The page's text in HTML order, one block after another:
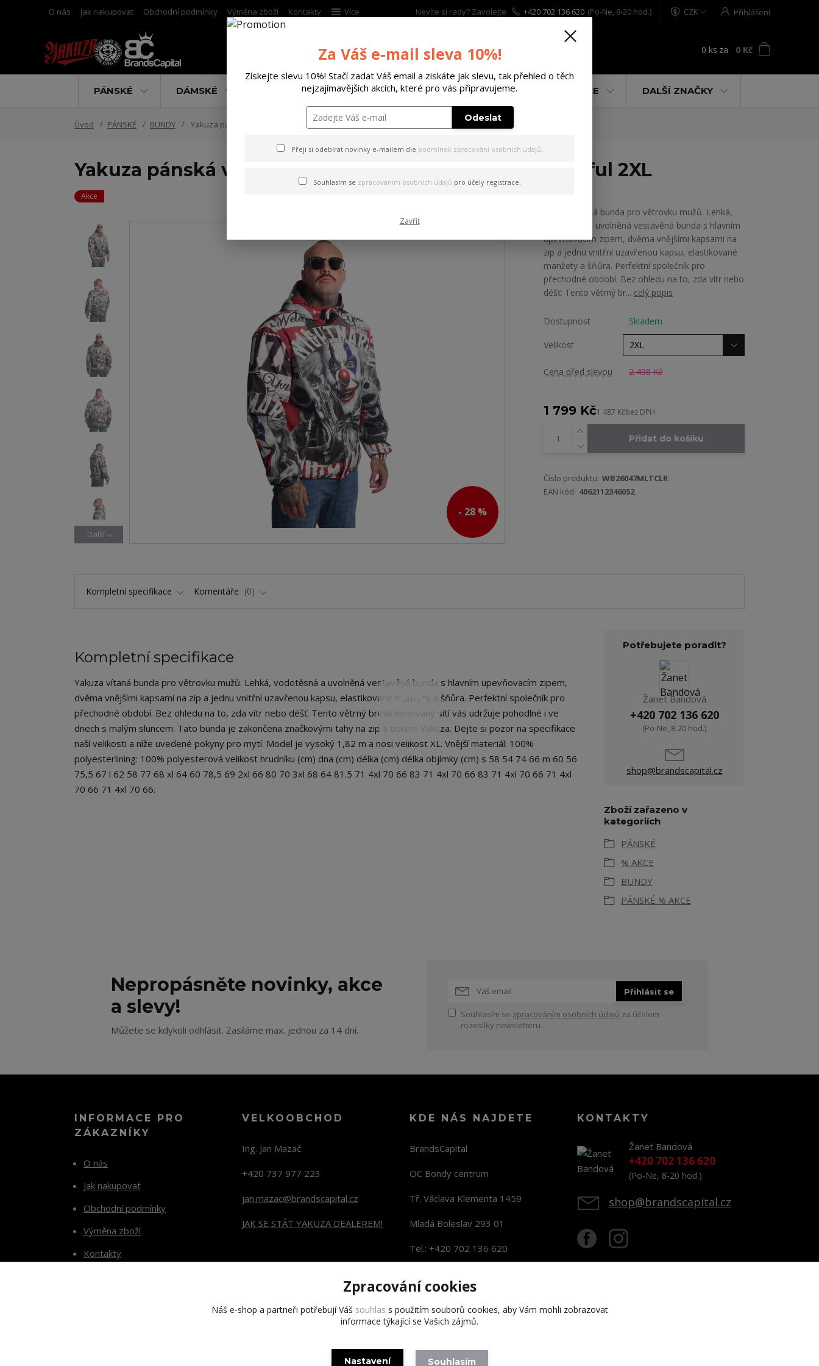
O nás Jak nakupovat Obchodní podmínky Výměna zboží Kontakty Více CZK Přihlášení
Nevíte si rady? Zavolejte. +420 702 136 620 (Po-Ne, 8-20 hod.)
0 ks za 0 Kč
PÁNSKÉ DÁMSKÉ DOPLŇKY DÁRKOVÉ POUKAZY % AKCE DALŠÍ ZNAČKY
Úvod PÁNSKÉ BUNDY Yakuza pánská větrovka Welcome Windbreaker colorful 2XL
Yakuza pánská větrovka Welcome Windbreaker colorful 2XL
Akce
- 28 %
Další
Yakuza vítaná bunda pro větrovku mužů. Lehká,
vodotěsná a uvolněná vestavěná bunda s hlavním
upevňovacím zipem, dvěma vnějšími kapsami na
zip a jednu vnitřní uzavřenou kapsu, elastikované
manžety a šňůra. Perfektní společník pro
přechodné období. Bez ohledu na to, zda vítr nebo
déšť: Tento větrný br... celý popis
Dostupnost Skladem
Velikost
Cena před slevou 2 498 Kč
1 799 Kč1 487 Kčbez DPH
Přidat do košíku
Číslo produktu: WB26047MLTCLR
EAN kód: 4062112346052
Kompletní specifikace Komentáře 0
Kompletní specifikace
Yakuza vítaná bunda pro větrovku mužů. Lehká, vodotěsná a uvolněná vestavěná bunda s hlavním upevňovacím zipem,
dvěma vnějšími kapsami na zip a jednu vnitřní uzavřenou kapsu, elastikované manžety a šňůra. Perfektní společník pro
přechodné období. Bez ohledu na to, zda vítr nebo déšť: Tento větrný break lemovaný sítí vás udržuje pohodlné i ve
dnech s malým sluncem. Tato bunda je zakončena značkovými tahy na zip a tiskem Yakuza. Dejte si pozor na specifikace
naší velikosti a níže uvedené pokyny pro mytí. Model je vysoký 1,82 m a nosí velikost XL. Vnější materiál: 100%
polyesterlining: 100% polyesterová velikost hrudníku (cm) dna (cm) délka (cm) délka objímky (cm) s 58 54 74 66 m 60 56
75,5 67 l 62 58 77 68 xl 64 60 78,5 69 2xl 66 80 70 3xl 68 64 81.5 71 4xl 70 66 83 71 4xl 70 66 83 71 4xl 70 66 71 4xl
70 66 71 4xl 70 66.
Potřebujete poradit?
Žanet Bandová
+420 702 136 620
(Po-Ne, 8-20 hod.)
shop@brandscapital.cz
Zboží zařazeno v
kategoriích
PÁNSKÉ
% AKCE
BUNDY
PÁNSKÉ % AKCE
Nepropásněte novinky, akce
a slevy!
Můžete se kdykoli odhlásit. Zasíláme max. jednou za 14 dní.
Přihlásit se
Souhlasím se zpracováním osobních údajů za účelem
rozesílky newsletteru.
INFORMACE PRO
ZÁKAZNÍKY
O nás
Jak nakupovat
Obchodní podmínky
Výměna zboží
Kontakty
VELKOOBCHOD
Ing. Jan Mazač
+420 737 977 223
jan.mazac@brandscapital.cz
JAK SE STÁT YAKUZA DEALEREM!
KDE NÁS NAJDETE
BrandsCapital
OC Bondy centrum
Tř. Václava Klementa 1459
Mladá Boleslav 293 01
Tel.: +420 702 136 620
KONTAKTY
Žanet Bandová
+420 702 136 620
(Po-Ne, 8-20 hod.)
shop@brandscapital.cz
Copyright 2020 BrandsCapital s.r.o.
Za Váš e-mail sleva 10%!
Získejte slevu 10%! Stačí zadat Váš email a ziskáte jak slevu, tak přehled o těch
nejzajímavějších akcích, které pro vás připravujeme.
Odeslat
Přeji si odebírat novinky e-mailem dle podmínek zpracování osobních údajů.
Souhlasím se zpracováním osobních údajů pro účely registrace.
Zavřít
Zpracování cookies
Náš e-shop a partneři potřebují Váš souhlas s použitím souborů cookies, aby Vám mohli zobrazovat
informace týkající se Vašich zájmů.
Nastavení Souhlasím